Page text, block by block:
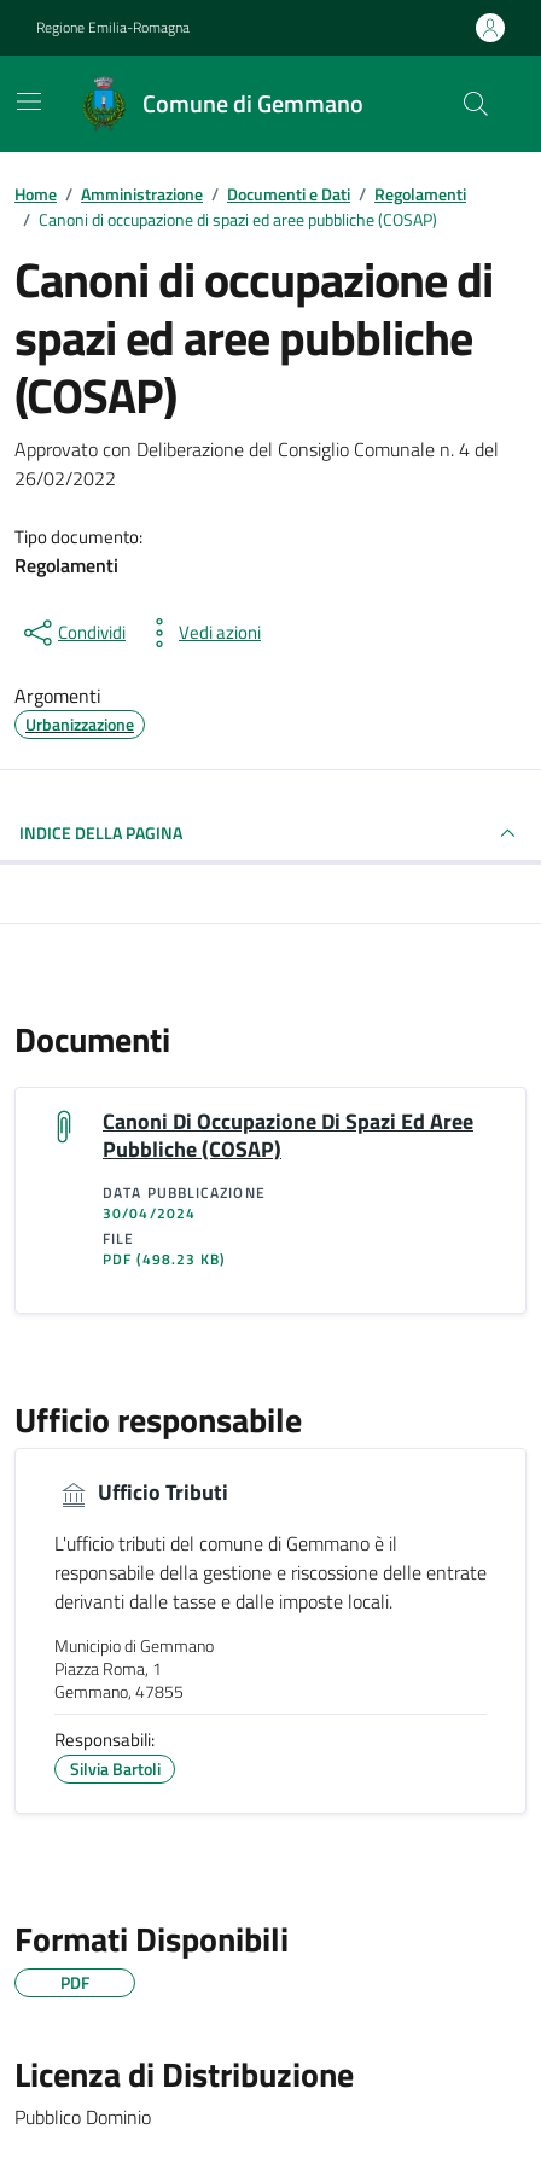
Regione Emilia-Romagna
Comune di Gemmano
Contenuti in evidenza
Home / Amministrazione / Documenti e Dati / Regolamenti
/ Canoni di occupazione di spazi ed aree pubbliche (COSAP)
Canoni di occupazione di
spazi ed aree pubbliche
(COSAP)
Dettagli del documento
Approvato con Deliberazione del Consiglio Comunale n. 4 del
26/02/2022
Tipo documento:
Regolamenti
Condividi Vedi azioni
Argomenti
Urbanizzazione
INDICE DELLA PAGINA
Documenti
Canoni Di Occupazione Di Spazi Ed Aree
Pubbliche (COSAP)
DATA PUBBLICAZIONE
30/04/2024
FILE
PDF(498.23 KB)
Ufficio responsabile
Ufficio Tributi
L'ufficio tributi del comune di Gemmano è il
responsabile della gestione e riscossione delle entrate
derivanti dalle tasse e dalle imposte locali.
Municipio di Gemmano
Piazza Roma, 1
Gemmano, 47855
Responsabili:
Silvia Bartoli
Formati Disponibili
PDF
Licenza di Distribuzione
Pubblico Dominio